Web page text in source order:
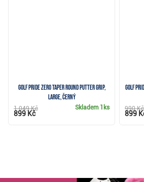
Golf Pride Zero Taper Round putter grip,
Large, černý
Skladem 1ks
1 049 Kč
899 Kč
Golf
990 Kč
899